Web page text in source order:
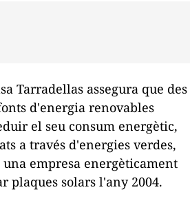
Tarradellas assegura que des
d'energia renovables
el seu consum energètic,
a través d'energies verdes,
empresa energèticament
plaques solars l'any 2004.